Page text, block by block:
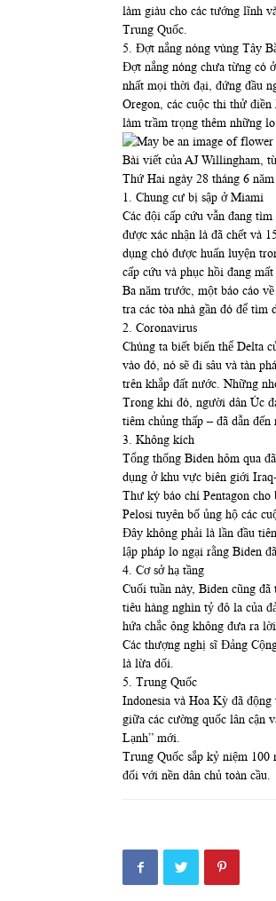
làm giàu cho các tướng lĩnh
Trung Quốc.
5. Đợt nắng nóng vùng Tây
Đợt nắng nóng chưa từng có
nhất mọi thời đại, đứng đầu
Oregon, các cuộc thi thử
làm trầm trọng thêm những
Bài viết của AJ Willingham,
Thứ Hai ngày 28 tháng 6 năm
1. Chung cư bị sập ở Miami
Các đội cấp cứu vẫn đang
được xác nhận là đã chết và
dụng chó được huấn luyện
cấp cứu và phục hồi đang
Ba năm trước, một báo cáo
tra các tòa nhà gần đó để tìm
2. Coronavirus
Chúng ta biết biến thể Delta
vào đó, nó sẽ đi sâu và tàn
trên khắp đất nước. Những
Trong khi đó, người dân Úc
tiêm chủng thấp – đã dẫn
3. Không kích
Tổng thống Biden hôm qua
dụng ở khu vực biên giới
Thư ký báo chí Pentagon cho
Pelosi tuyên bố ủng hộ các
Đây không phải là lần đầu
lập pháp lo ngại rằng Biden
4. Cơ sở hạ tầng
Cuối tuần này, Biden cũng
tiêu hàng nghìn tỷ đô la của
hứa chắc ông không đưa ra
Các thượng nghị sĩ Đảng
là lừa dối.
5. Trung Quốc
Indonesia và Hoa Kỳ đã
giữa các cường quốc lân cận
Lạnh” mới.
Trung Quốc sắp kỷ niệm 100
đối với nền dân chủ toàn cầu.